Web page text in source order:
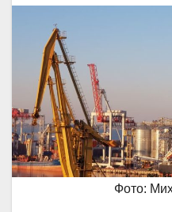
Фото: